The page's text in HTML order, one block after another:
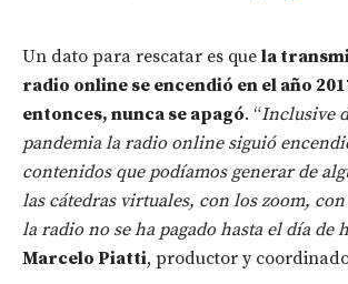
Un dato para rescatar es que la
radio online se encendió en el año
entonces, nunca se apagó. “Inclusive
pandemia la radio online siguió
contenidos que podíamos generar de
las cátedras virtuales, con los zoom,
la radio no se ha pagado hasta el día de
Marcelo Piatti, productor y